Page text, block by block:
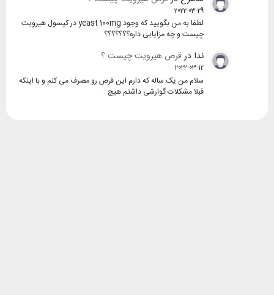
2022-03-29
لطفا به من بگویید که وجود yeast 100mg در کپسول هیرویت
چیست و چه مزایایی داره؟؟؟؟؟؟؟
ندا درقرص هیرویت چیست ؟
2022-03-12
سلام من یک ساله که دارم این قرص رو مصرف می کنم و با اینکه
قبلا مشکلات گوارشی داشتم هیچ…